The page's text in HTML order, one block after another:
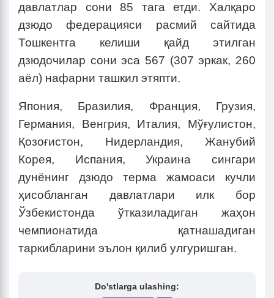
давлатлар сони 85 тага етди. Халқаро
дзюдо федерацияси расмий сайтида
Тошкентга келиши қайд этилган
дзюдочилар сони эса 567 (307 эркак, 260
аёл) нафарни ташкил этяпти.
Япония, Бразилия, Франция, Грузия,
Германия, Венгрия, Италия, Мўғулистон,
Қозоғистон, Нидерландия, Жанубий
Корея, Испания, Украина сингари
дунёнинг дзюдо терма жамоаси кучли
ҳисобланган давлатлари илк бор
Ўзбекистонда ўтказиладиган жаҳон
чемпионатида қатнашадиган
таркибларини эълон қилиб улгуришган.
Do'stlarga ulashing: